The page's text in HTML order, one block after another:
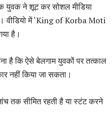
युवक ने शूट कर सोशल मीडिया
वीडियो में ‘King of Korba Moti
है।
है कि ऐसे बेलगाम युवकों पर तत्काल
नहीं किया जा सकता।
तक सीमित रहती है या स्टंट करने